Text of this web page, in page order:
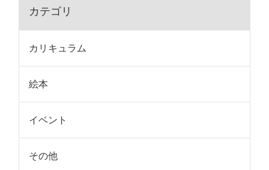
カテゴリ
カリキュラム
絵本
イベント
その他